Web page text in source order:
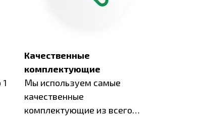
Качественные
комплектующие
Мы используем самые
качественные
комплектующие из всего